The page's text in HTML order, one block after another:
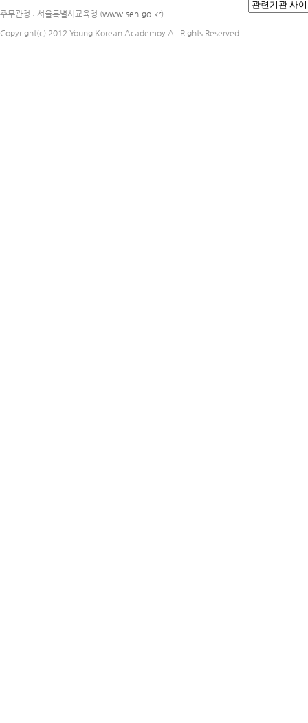
주무관청 : 서울특별시교육청 (www.sen.go.kr)
Copyright(c) 2012 Young Korean Academoy All Rights Reserved.